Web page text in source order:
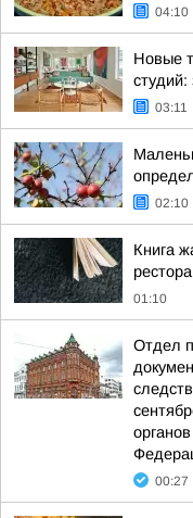
04:10
Новые
студий:
03:11
02:10
Книга
01:10
Отдел
00:27